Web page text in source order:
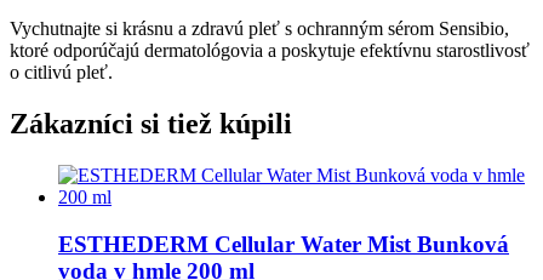
Vychutnajte si krásnu a zdravú pleť s ochranným sérom Sensibio,
ktoré odporúčajú dermatológovia a poskytuje efektívnu starostlivosť
o citlivú pleť.
Zákazníci si tiež kúpili
ESTHEDERM Cellular Water Mist Bunková
voda v hmle 200 ml